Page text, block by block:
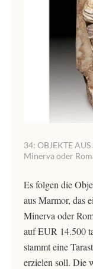
34: OBJEKTE
Minerva oder
Es folgen die
aus Marmor, das
Minerva oder
auf EUR 14.500
stammt eine
erzielen soll. Die